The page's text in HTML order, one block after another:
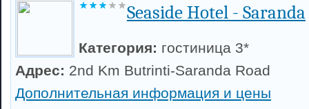
Seaside Hotel - Saranda
Категория: гостиница 3*
Адрес: 2nd Km Butrinti-Saranda Road
Дополнительная информация и цены